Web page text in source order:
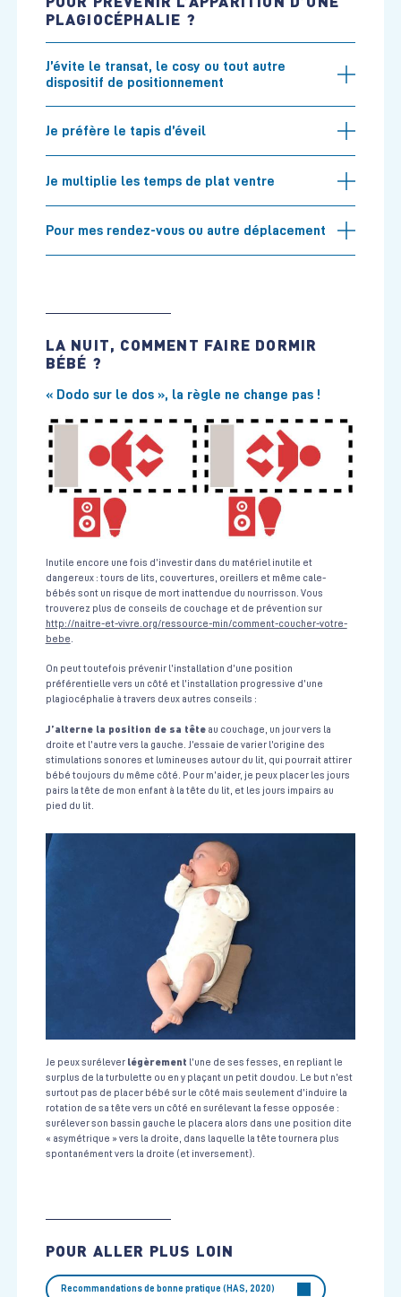
PLAGIOCÉPHALIE ?
J’évite le transat, le cosy ou tout autre
dispositif de positionnement
Je préfère le tapis d’éveil
Je multiplie les temps de plat ventre
Pour mes rendez-vous ou autre déplacement
LA NUIT, COMMENT FAIRE DORMIR
BÉBÉ ?
« Dodo sur le dos », la règle ne change pas !
Inutile encore une fois d’investir dans du matériel inutile et
dangereux : tours de lits, couvertures, oreillers et même cale-
bébés sont un risque de mort inattendue du nourrisson. Vous
trouverez plus de conseils de couchage et de prévention sur
http://naitre-et-vivre.org/ressource-min/comment-coucher-votre-
bebe
On peut toutefois prévenir l’installation d’une position
préférentielle vers un côté et l’installation progressive d’une
plagiocéphalie à travers deux autres conseils :
J’alterne la position de sa têteau couchage, un jour vers la
droite et l’autre vers la gauche. J’essaie de varier l’origine des
stimulations sonores et lumineuses autour du lit, qui pourrait attirer
bébé toujours du même côté. Pour m’aider, je peux placer les jours
pairs la tête de mon enfant à la tête du lit, et les jours impairs au
pied du lit.
Je peux surélever légèrement l’une de ses fesses, en repliant le
surplus de la turbulette ou en y plaçant un petit doudou. Le but n’est
surtout pas de placer bébé sur le côté mais seulement d’induire la
rotation de sa tête vers un côté en surélevant la fesse opposée :
surélever son bassin gauche le placera alors dans une position dite
« asymétrique » vers la droite, dans laquelle la tête tournera plus
spontanément vers la droite (et inversement).
POUR ALLER PLUS LOIN
Recommandations de bonne pratique (HAS, 2020)